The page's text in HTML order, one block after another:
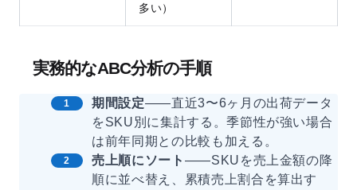
多い）
実務的なABC分析の手順
期間設定——直近3〜6ヶ月の出荷データ
をSKU別に集計する。季節性が強い場合
は前年同期との比較も加える。
売上順にソート ——SKUを売上金額の降
順に並べ替え、累積売上割合を算出す